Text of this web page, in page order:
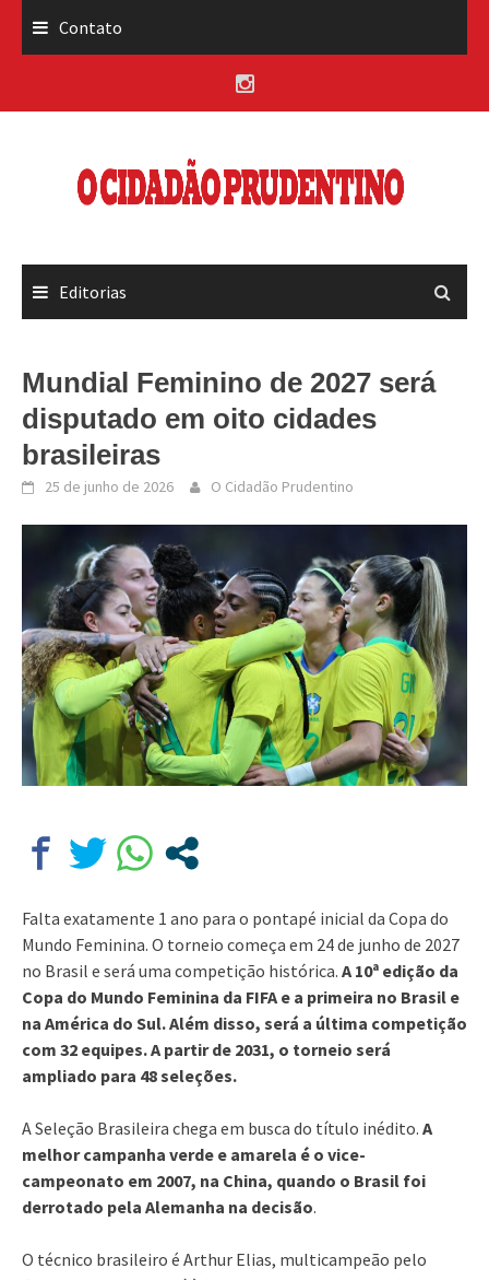
Contato
Editorias
Mundial Feminino de 2027 será
disputado em oito cidades
brasileiras
25 de junho de 2026 O Cidadão Prudentino
Falta exatamente 1 ano para o pontapé inicial da Copa do
Mundo Feminina. O torneio começa em 24 de junho de 2027
no Brasil e será uma competição histórica. A 10ª edição da
Copa do Mundo Feminina da FIFA e a primeira no Brasil e
na América do Sul. Além disso, será a última competição
com 32 equipes. A partir de 2031, o torneio será
ampliado para 48 seleções.
A Seleção Brasileira chega em busca do título inédito. A
melhor campanha verde e amarela é o vice-
campeonato em 2007, na China, quando o Brasil foi
derrotado pela Alemanha na decisão.
O técnico brasileiro é Arthur Elias, multicampeão pelo